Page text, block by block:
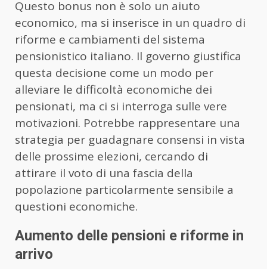
Questo bonus non è solo un aiuto
economico, ma si inserisce in un quadro di
riforme e cambiamenti del sistema
pensionistico italiano. Il governo giustifica
questa decisione come un modo per
alleviare le difficoltà economiche dei
pensionati, ma ci si interroga sulle vere
motivazioni. Potrebbe rappresentare una
strategia per guadagnare consensi in vista
delle prossime elezioni, cercando di
attirare il voto di una fascia della
popolazione particolarmente sensibile a
questioni economiche.
Aumento delle pensioni e riforme in
arrivo